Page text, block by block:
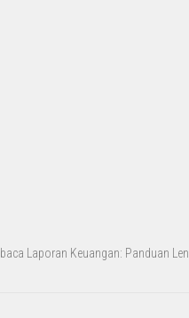
Laporan Keuangan: Panduan